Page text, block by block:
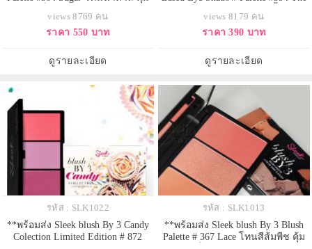
ตลับเดียว ประกอบด้วย Turbinado :
สีแดงหม่น เนื้อ matte ,Muscovado : สี
ทอง และDemerara : สีน้ำตาลเนื้อๆ
เป็นสีสารพัดประโยชน์ข
views 8769 คน
ราคา 550 บาท
ดูรายละเอียด
อร์ ยกเว้นสีดำที่จะเป็นเนื้อแมทด้าน
เม็ดสีแน่นๆ ให้สีชัด ติดทนนาน โทน
อายชาโดว์พาเล็ทสีสวยสดใสชัดเจน
คุณภาพเทียบเท่าแบรนด์
views 8179 คน
ราคา 390 บาท
ดูรายละเอียด
รหัส : SLK1022
**พร้อมส่ง Sleek blush By 3 Candy
Colection Limited Edition # 872
รหัส : SLK1013
**พร้อมส่ง Sleek blush By 3 Blush
Palette # 367 Lace โทนสีส้มพีช คุ้ม